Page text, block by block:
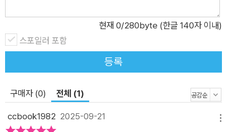
학 다음으로 좋아하는 건 책인 듯하다. 그는 지하철에서 사람들
틈을 비집고 빨간 펜으로 밑줄을 그으며 책을 읽는다. 심채경도
그만큼 책을 좋아하지만 억울하게도 집는 책마다 파본이다. 싱긋
미소를 지으며 모든 걸 완벽하게 해낼 것만 같은데 의외로 허술한
지치지 않으려 열심히 일상 곳곳에서 기운 낼 거리를 찾는다. 미
길에는 어쨌든 하루를 잘 마무리한 자신을 다독인다. 이 역시 둘
현재 0/280byte (한글 140자 이내)
스포일러 포함
등록
구매자 (0) 전체 (1)
ccbook1982 2025-09-21